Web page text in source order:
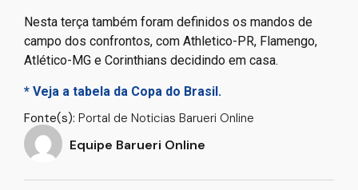
Nesta terça também foram definidos os mandos de
campo dos confrontos, com Athletico-PR, Flamengo,
Atlético-MG e Corinthians decidindo em casa.
* Veja a tabela da Copa do Brasil.
Fonte(s): Portal de Noticias Barueri Online
Equipe Barueri Online